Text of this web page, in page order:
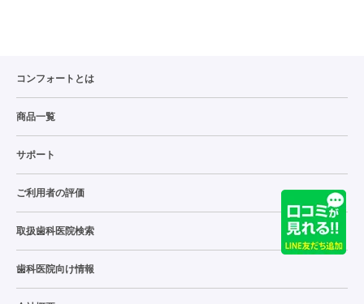
コンフォートとは
商品一覧
サポート
ご利用者の評価
取扱歯科医院検索
歯科医院向け情報